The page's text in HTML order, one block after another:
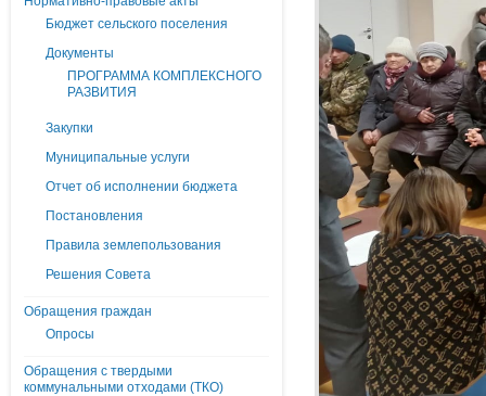
Бюджет сельского поселения
Документы
ПРОГРАММА КОМПЛЕКСНОГО
РАЗВИТИЯ
Закупки
Муниципальные услуги
Отчет об исполнении бюджета
Постановления
Правила землепользования
Решения Совета
Обращения граждан
Опросы
Обращения с твердыми
коммунальными отходами (ТКО)